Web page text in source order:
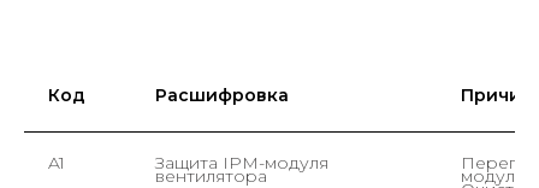
Код Расшифровка
A1 Защита IPM-модуля
вентилятора модуля